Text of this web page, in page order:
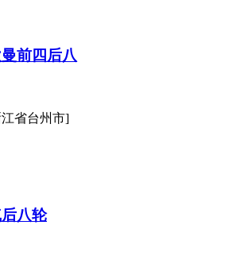
前四后八
省台州市]
八轮